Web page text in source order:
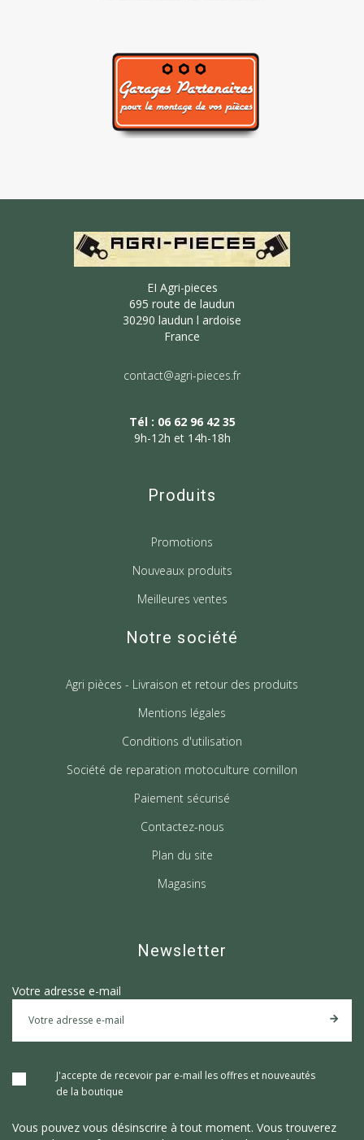
EI Agri-pieces
695 route de laudun
30290 laudun l ardoise
France
contact@agri-pieces.fr
Tél : 06 62 96 42 35
9h-12h et 14h-18h
Produits
Promotions
Nouveaux produits
Meilleures ventes
Notre société
Agri pièces - Livraison et retour des produits
Mentions légales
Conditions d'utilisation
Société de reparation motoculture cornillon
Paiement sécurisé
Contactez-nous
Plan du site
Magasins
Newsletter
Votre adresse e-mail
J'accepte de recevoir par e-mail les offres et nouveautés
de la boutique
Vous pouvez vous désinscrire à tout moment. Vous trouverez